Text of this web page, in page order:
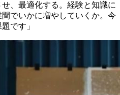
、最適化する。経験と知識に
でいかに増やしていくか。今
です」